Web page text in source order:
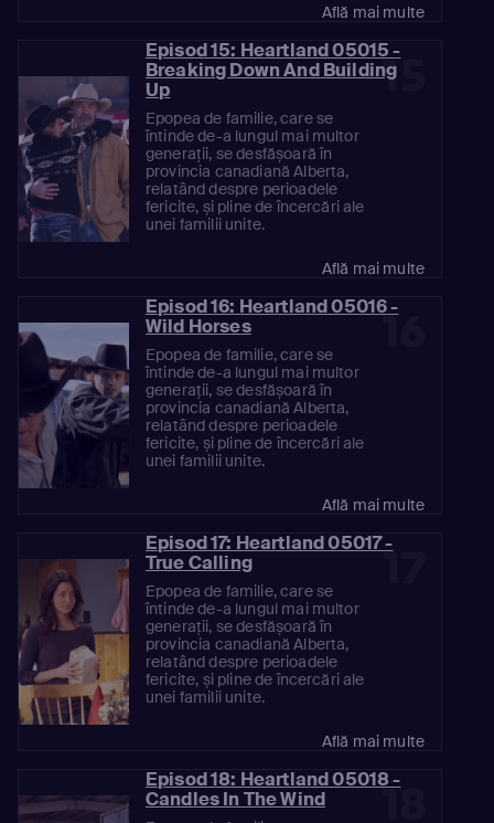
Află mai multe
15
Episod 15: Heartland 05015 -
Breaking Down And Building
Up
Epopea de familie, care se
întinde de-a lungul mai multor
generații, se desfășoară în
provincia canadiană Alberta,
relatând despre perioadele
fericite, și pline de încercări ale
unei familii unite.
Află mai multe
16
Episod 16: Heartland 05016 -
Wild Horses
Epopea de familie, care se
întinde de-a lungul mai multor
generații, se desfășoară în
provincia canadiană Alberta,
relatând despre perioadele
fericite, și pline de încercări ale
unei familii unite.
Află mai multe
17
Episod 17: Heartland 05017 -
True Calling
Epopea de familie, care se
întinde de-a lungul mai multor
generații, se desfășoară în
provincia canadiană Alberta,
relatând despre perioadele
fericite, și pline de încercări ale
unei familii unite.
Află mai multe
18
Episod 18: Heartland 05018 -
Candles In The Wind